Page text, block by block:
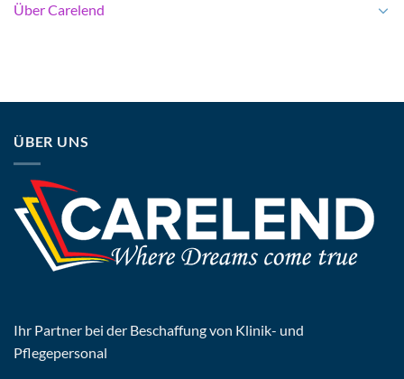
Über Carelend
ÜBER UNS
Ihr Partner bei der Beschaffung von Klinik- und
Pflegepersonal